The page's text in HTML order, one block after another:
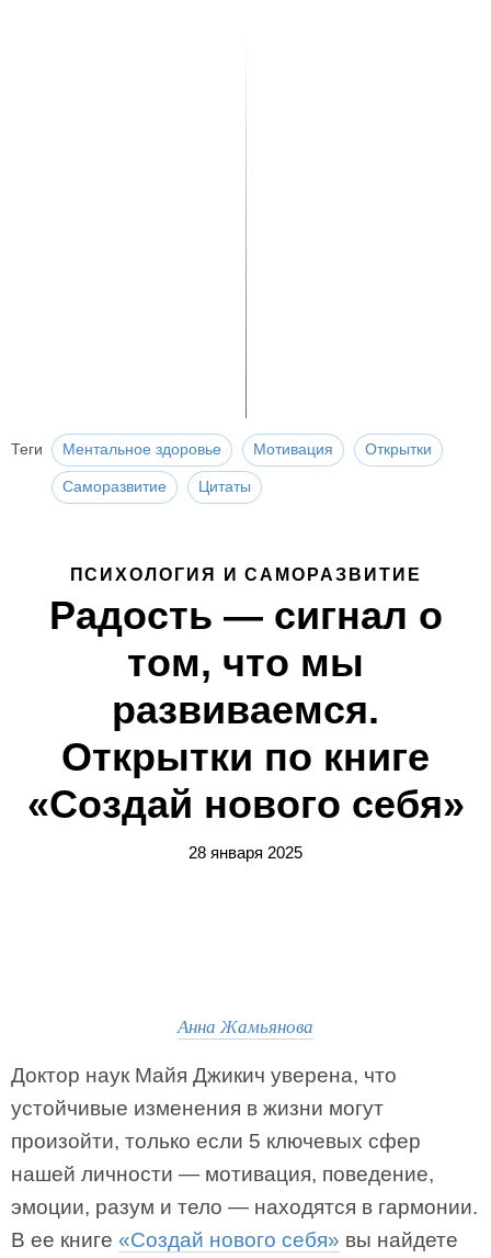
Теги Ментальное здоровье Мотивация Открытки
Саморазвитие Цитаты
ПСИХОЛОГИЯ И САМОРАЗВИТИЕ
Радость — сигнал о
том, что мы
развиваемся.
Открытки по книге
«Создай нового себя»
28 января 2025
Анна Жамьянова
Доктор наук Майя Джикич уверена, что
устойчивые изменения в жизни могут
произойти, только если 5 ключевых сфер
нашей личности — мотивация, поведение,
эмоции, разум и тело — находятся в гармонии.
В ее книге «Создай нового себя» вы найдете